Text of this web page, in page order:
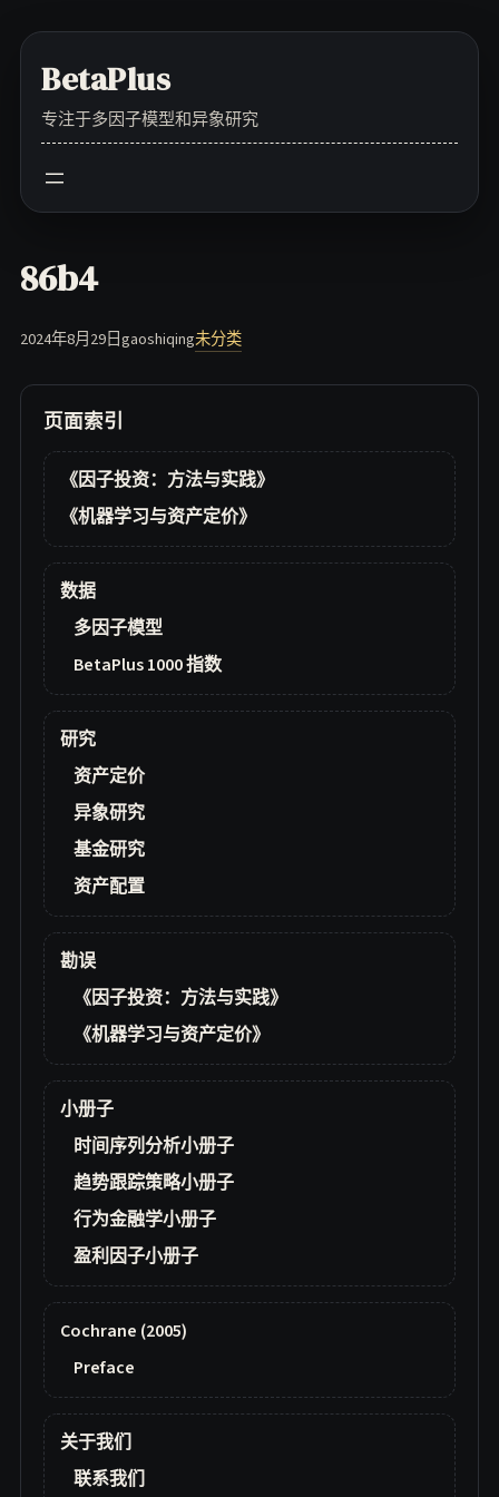
contentBetaPlus
专注于多因子模型和异象研究
86b4
2024年8月29日gaoshiqing未分类
页面索引
《因子投资：方法与实践》
《机器学习与资产定价》
数据
多因子模型
BetaPlus 1000 指数
研究
资产定价
异象研究
基金研究
资产配置
勘误
《因子投资：方法与实践》
《机器学习与资产定价》
小册子
时间序列分析小册子
趋势跟踪策略小册子
行为金融学小册子
盈利因子小册子
Cochrane (2005)
Preface
关于我们
联系我们